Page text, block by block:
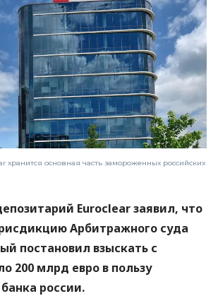
хранится основная часть замороженных российских
Euroclear заявил, что
Арбитражного суда
постановил взыскать с
200 млрд евро в пользу
россии.